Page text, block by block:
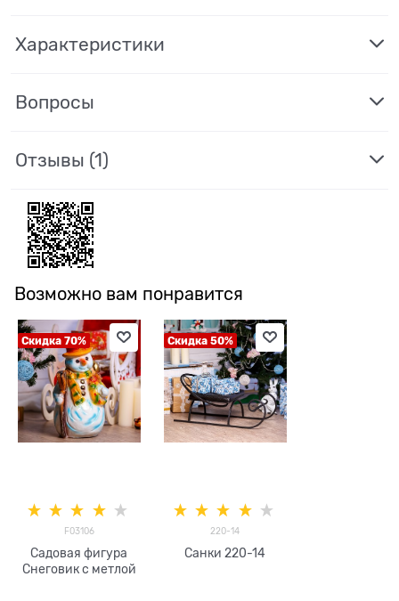
Характеристики
Вопросы
Отзывы (1)
Возможно вам понравится
Скидка 70%
F03106
Садовая фигура
Снеговик с метлой
Скидка 50%
220-14
Санки 220-14